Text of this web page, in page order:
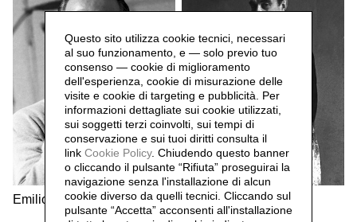
Emilio Tadini Lucio Fontana
Questo sito utilizza cookie tecnici, necessari
al suo funzionamento, e — solo previo tuo
consenso — cookie di miglioramento
dell'esperienza, cookie di misurazione delle
visite e cookie di targeting e pubblicità. Per
informazioni dettagliate sui cookie utilizzati,
sui soggetti terzi coinvolti, sui tempi di
conservazione e sui tuoi diritti consulta il
link Cookie Policy. Chiudendo questo banner
o cliccando il pulsante “Rifiuta” proseguirai la
navigazione senza l'installazione di alcun
cookie diverso da quelli tecnici. Cliccando sul
pulsante “Accetta” acconsenti all'installazione